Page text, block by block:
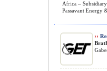
Africa –
Passavant Energy
››